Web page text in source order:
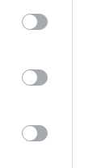
click to
tags to
Google